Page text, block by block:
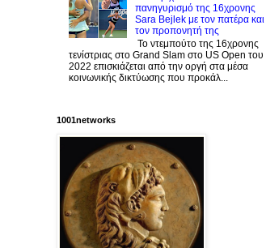
πανηγυρισμό της 16χρονης
Sara Bejlek με τον πατέρα και
τον προπονητή της
Το ντεμπούτο της 16χρονης
τενίστριας στο Grand Slam στο US Open του
2022 επισκιάζεται από την οργή στα μέσα
κοινωνικής δικτύωσης που προκάλ...
1001networks